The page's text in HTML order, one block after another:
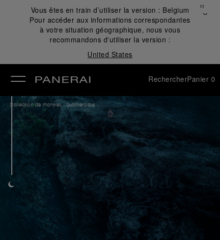
Vous êtes en train d’utiliser la version : Belgium
Pour accéder aux informations correspondantes
à votre situation géographique, nous vous
recommandons d'utiliser la version :
United States
Fermer
✕
RechercherPanier 0
Collection de montres /Submersible